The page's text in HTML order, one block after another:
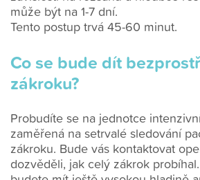
může být na 1-7 dní.
Tento postup trvá 45-60 minut.
Co se bude dít
zákroku?
Probudíte se na jednotce
zaměřená na setrvalé sledování
zákroku. Bude vás kontaktovat
dozvěděli, jak celý zákrok